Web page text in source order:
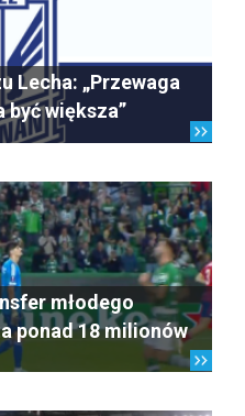
Lecha: „Przewaga
być większa”
młodego
ponad 18 milionów